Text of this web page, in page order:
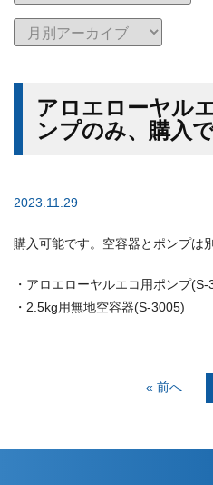
アロエローヤル
ンプのみ、購入
2023.11.29
購入可能です。空容器とポンプは
・アロエローヤルエコ用ポンプ(S-
・2.5kg用無地空容器(S-3005)
« 前へ